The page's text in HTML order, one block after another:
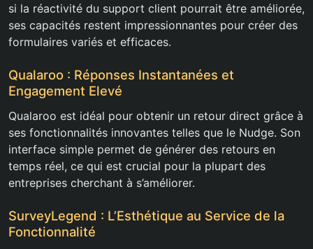
si la réactivité du support client pourrait être améliorée,
ses capacités restent impressionnantes pour créer des
formulaires variés et efficaces.
Qualaroo : Réponses Instantanées et
Engagement Elevé
Qualaroo est idéal pour obtenir un retour direct grâce à
ses fonctionnalités innovantes telles que le Nudge. Son
interface simple permet de générer des retours en
temps réel, ce qui est crucial pour la plupart des
entreprises cherchant à s’améliorer.
SurveyLegend : L’Esthétique au Service de la
Fonctionnalité